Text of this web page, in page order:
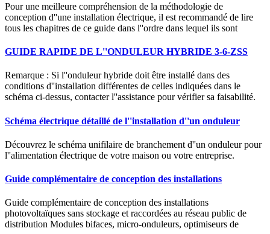
Pour une meilleure compréhension de la méthodologie de
conception d''une installation électrique, il est recommandé de lire
tous les chapitres de ce guide dans l''ordre dans lequel ils sont
GUIDE RAPIDE DE L''ONDULEUR HYBRIDE 3-6-ZSS
Remarque : Si l''onduleur hybride doit être installé dans des
conditions d''installation différentes de celles indiquées dans le
schéma ci-dessus, contacter l''assistance pour vérifier sa faisabilité.
Schéma électrique détaillé de l''installation d''un onduleur
Découvrez le schéma unifilaire de branchement d''un onduleur pour
l''alimentation électrique de votre maison ou votre entreprise.
Guide complémentaire de conception des installations
Guide complémentaire de conception des installations
photovoltaïques sans stockage et raccordées au réseau public de
distribution Modules bifaces, micro-onduleurs, optimiseurs de